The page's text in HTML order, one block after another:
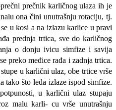
prečnik karličnog ulaza ih je
ona čini unutrašnju rotaciju, tj.
u kosi a na izlazu karlice u pravi
prednja trtica, sve do karličnog
o donju ivicu simfize i savija
preko međice rađa i zadnja trtica.
u karlični ulaz, obe trtice vrše
tako što leđa izlaze ispod simfize.
u karlični ulaz stu­paju
malu karli- cu vrše unutrašnju